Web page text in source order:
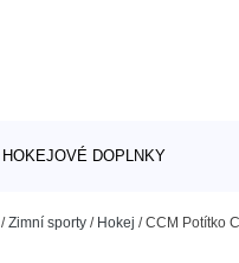
HOKEJOVÉ DOPLNKY
/Zimní sporty / Hokej /CCM Potítko